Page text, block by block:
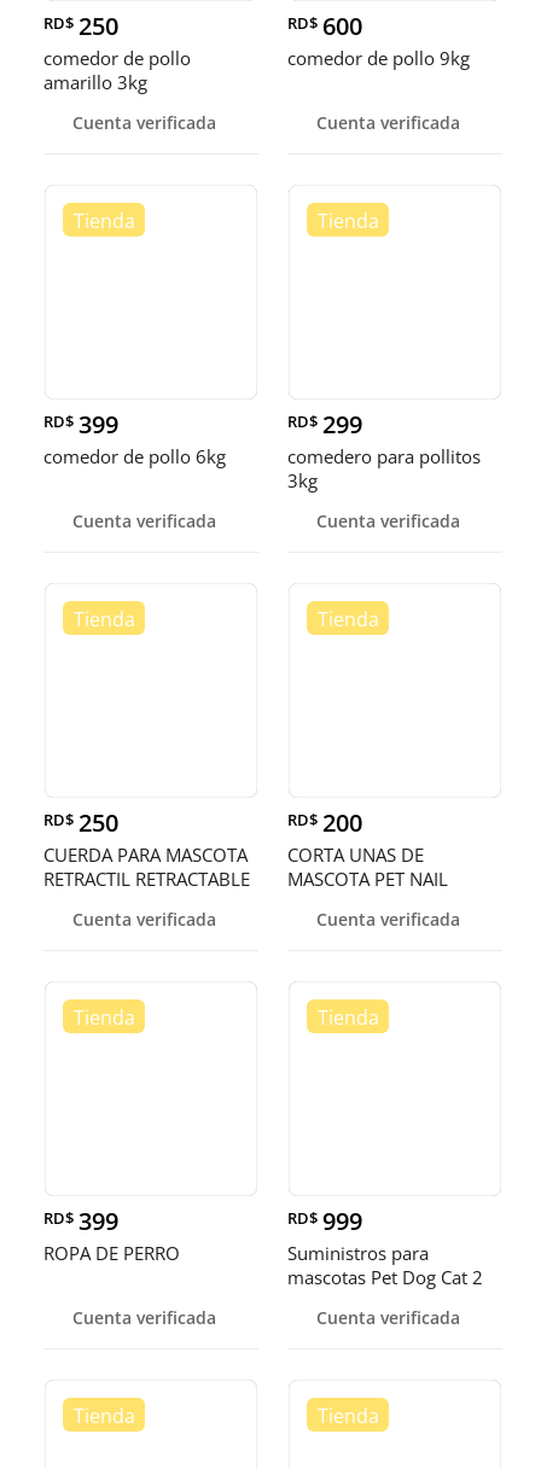
RD$ 250
comedor de pollo
amarillo 3kg
Cuenta verificada
RD$ 600
comedor de pollo 9kg
Cuenta verificada
RD$ 399
comedor de pollo 6kg
Cuenta verificada
RD$ 299
comedero para pollitos
3kg
Cuenta verificada
RD$ 250
CUERDA PARA MASCOTA
RETRACTIL RETRACTABLE
Cuenta verificada
RD$ 200
CORTA UNAS DE
MASCOTA PET NAIL
Cuenta verificada
RD$ 399
ROPA DE PERRO
Cuenta verificada
RD$ 999
Suministros para
mascotas Pet Dog Cat 2
automático
Cuenta verificada